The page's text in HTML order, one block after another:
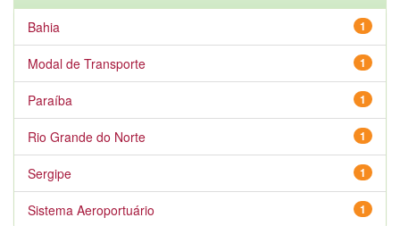
1
Bahia
1
Modal de Transporte
1
Paraíba
1
Rio Grande do Norte
1
Sergipe
1
Sistema Aeroportuário